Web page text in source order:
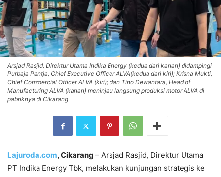
Arsjad Rasjid, Direktur Utama Indika Energy (kedua dari kanan) didampingi
Purbaja Pantja, Chief Executive Officer ALVA(kedua dari kiri); Krisna Mukti,
Chief Commercial Officer ALVA (kiri); dan Tino Dewantara, Head of
Manufacturing ALVA (kanan) meninjau langsung produksi motor ALVA di
pabriknya di Cikarang
Lajuroda.com, Cikarang – Arsjad Rasjid, Direktur Utama
PT Indika Energy Tbk, melakukan kunjungan strategis ke